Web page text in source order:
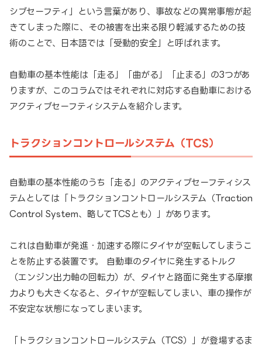
シブセーフティ」という言葉があり、事故などの異常事態が起
きてしまった際に、その被害を出来る限り軽減するための技
術のことで、日本語では「受動的安全」と呼ばれます。
自動車の基本性能は「走る」「曲がる」「止まる」の3つがあ
りますが、このコラムではそれぞれに対応する自動車における
アクティブセーフティシステムを紹介します。
トラクションコントロールシステム（TCS）
自動車の基本性能のうち「走る」のアクティブセーフティシス
テムとしては「トラクションコントロールシステム（Traction
Control System、略してTCSとも）」があります。
これは自動車が発進・加速する際にタイヤが空転してしまうこ
とを防止する装置です。 自動車のタイヤに発生するトルク
（エンジン出力軸の回転力）が、タイヤと路面に発生する摩擦
力よりも大きくなると、タイヤが空転してしまい、車の操作が
不安定な状態になってしまいます。
「トラクションコントロールシステム（TCS）」が登場するま